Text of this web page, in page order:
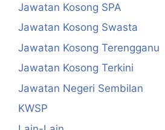
Jawatan Kosong SPA
Jawatan Kosong Swasta
Jawatan Kosong Terengganu
Jawatan Kosong Terkini
Jawatan Negeri Sembilan
KWSP